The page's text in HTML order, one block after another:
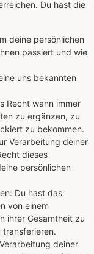
Du hast die
deine persönlichen
passiert und wie
uns bekannten
Recht wann immer
zu ergänzen, zu
zu bekommen.
Verarbeitung deiner
dieses
persönlichen
Du hast das
von einem
ihrer Gesamtheit zu
transferieren.
deiner